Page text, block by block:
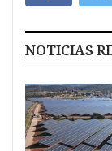
NOTICIAS